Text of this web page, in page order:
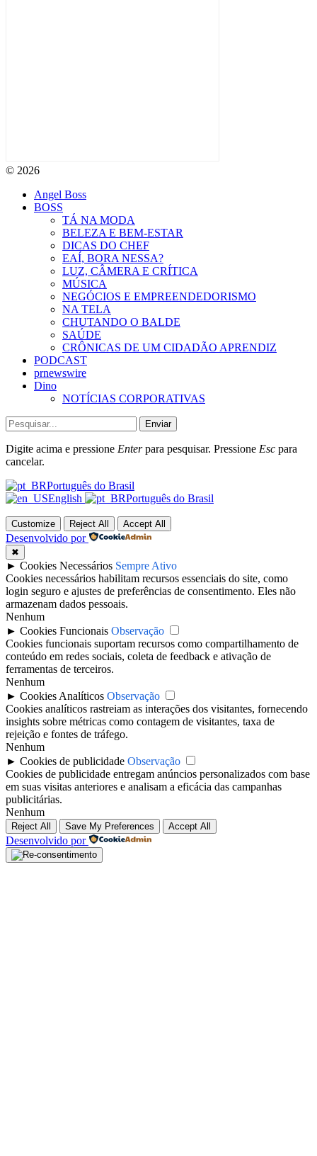
© 2026
Angel Boss
BOSS
TÁ NA MODA
BELEZA E BEM-ESTAR
DICAS DO CHEF
EAÍ, BORA NESSA?
LUZ, CÂMERA E CRÍTICA
MÚSICA
NEGÓCIOS E EMPREENDEDORISMO
NA TELA
CHUTANDO O BALDE
SAÚDE
CRÔNICAS DE UM CIDADÃO APRENDIZ
PODCAST
prnewswire
Dino
NOTÍCIAS CORPORATIVAS
Enviar
Digite acima e pressione Enterpara pesquisar. Pressione Esc para
cancelar.
Português do Brasil
English
Português do Brasil
Customize Reject All Accept All
Desenvolvido por
✖
► Cookies Necessários Sempre Ativo
Cookies necessários habilitam recursos essenciais do site, como
login seguro e ajustes de preferências de consentimento. Eles não
armazenam dados pessoais.
Nenhum
► Cookies Funcionais Observação
Cookies funcionais suportam recursos como compartilhamento de
conteúdo em redes sociais, coleta de feedback e ativação de
ferramentas de terceiros.
Nenhum
► Cookies Analíticos Observação
Cookies analíticos rastreiam as interações dos visitantes, fornecendo
insights sobre métricas como contagem de visitantes, taxa de
rejeição e fontes de tráfego.
Nenhum
► Cookies de publicidade Observação
Cookies de publicidade entregam anúncios personalizados com base
em suas visitas anteriores e analisam a eficácia das campanhas
publicitárias.
Nenhum
Reject All Save My Preferences Accept All
Desenvolvido por